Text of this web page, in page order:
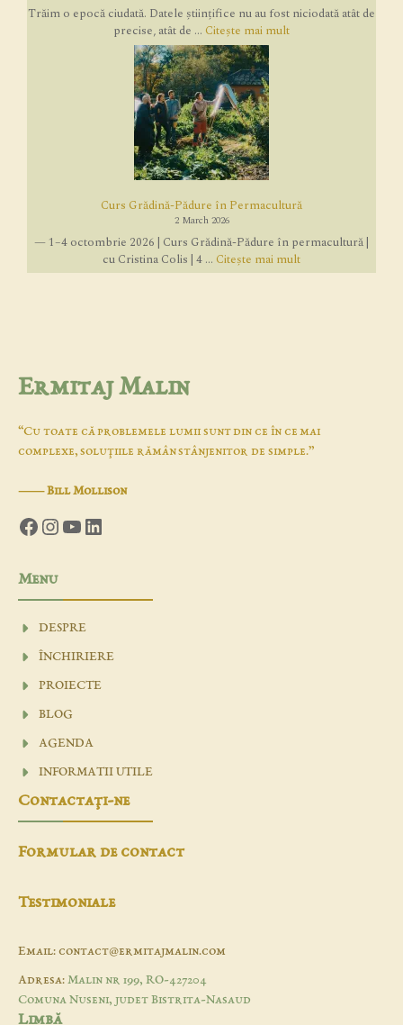
Trăim o epocă ciudată. Datele științifice nu au fost niciodată atât de
precise, atât de ... Citește mai mult
Curs Grădină-Pădure în Permacultură
2 March 2026
— 1–4 octombrie 2026 | Curs Grădină-Pădure în permacultură |
cu Cristina Colis | 4 ... Citește mai mult
Ermitaj Malin
“Cu toate că problemele lumii sunt din ce în ce mai
complexe, soluţiile rămân stânjenitor de simple.”
―Bill Mollison
Facebook
Instagram
YouTube
LinkedIn
Menu
DESPRE
ÎNCHIRIERE
PROIECTE
BLOG
AGENDA
INFORMATII UTILE
Contactaţi-ne
Formular de contact
Testimoniale
Email: contact@ermitajmalin.com
Adresa: Malin nr 199, RO-427204
Comuna Nuseni, judet Bistrita-Nasaud
Limbă